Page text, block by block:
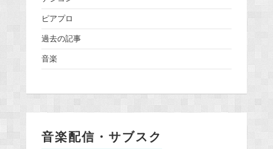
ピアプロ
過去の記事
音楽
音楽配信・サブスク